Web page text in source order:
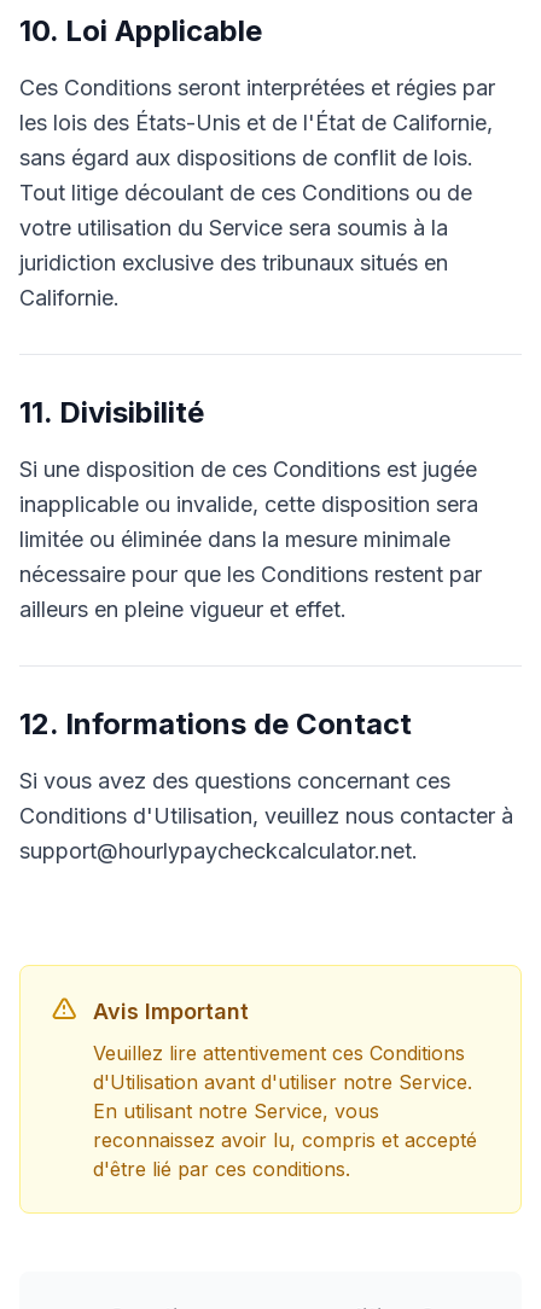
10. Loi Applicable
Ces Conditions seront interprétées et régies par
les lois des États-Unis et de l'État de Californie,
sans égard aux dispositions de conflit de lois.
Tout litige découlant de ces Conditions ou de
votre utilisation du Service sera soumis à la
juridiction exclusive des tribunaux situés en
Californie.
11. Divisibilité
Si une disposition de ces Conditions est jugée
inapplicable ou invalide, cette disposition sera
limitée ou éliminée dans la mesure minimale
nécessaire pour que les Conditions restent par
ailleurs en pleine vigueur et effet.
12. Informations de Contact
Si vous avez des questions concernant ces
Conditions d'Utilisation, veuillez nous contacter à
support@hourlypaycheckcalculator.net.
Avis Important
Veuillez lire attentivement ces Conditions
d'Utilisation avant d'utiliser notre Service.
En utilisant notre Service, vous
reconnaissez avoir lu, compris et accepté
d'être lié par ces conditions.